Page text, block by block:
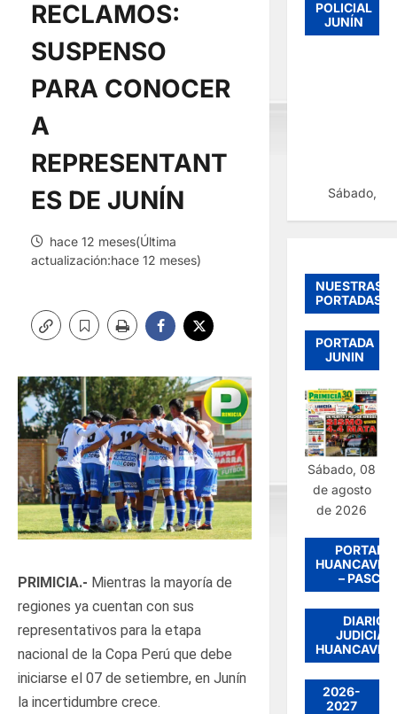
RECLAMOS:
SUSPENSO
PARA CONOCER
A
REPRESENTANT
ES DE JUNÍN
hace 12 meses(Última
actualización:hace 12 meses)
PRIMICIA.- Mientras la mayoría de
regiones ya cuentan con sus
representativos para la etapa
nacional de la Copa Perú que debe
iniciarse el 07 de setiembre, en Junín
la incertidumbre crece.
POLICIAL
JUNÍN
Sábado,
NUESTRAS
PORTADAS
PORTADA
JUNIN
Sábado, 08
de agosto
de 2026
PORTADA
– PASCO
DIARIO
JUDICIAL
2026-
2027